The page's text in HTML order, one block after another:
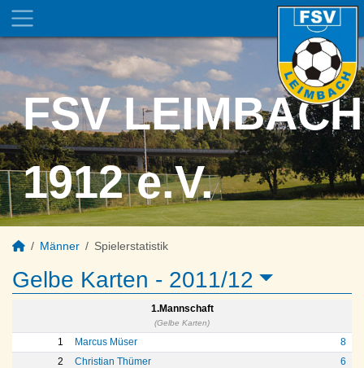
FSV LEIMBACH
1912 e.V.
Männer Spielerstatistik
Gelbe Karten - 2011/12
1.Mannschaft
(Gelbe Karten)
1 Marcus Müser
8
2
Christian Thümer
6